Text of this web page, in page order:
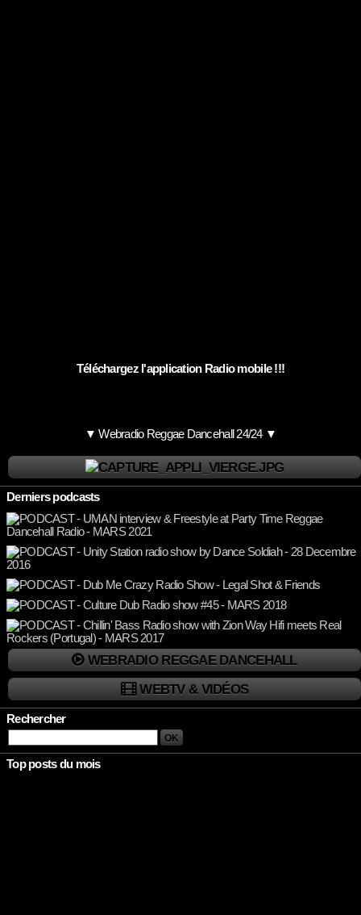
Téléchargez l'application Radio mobile !!!
▼ Webradio Reggae Dancehall 24/24 ▼
Derniers podcasts
WEBRADIO REGGAE DANCEHALL
WEBTV & VIDÉOS
Rechercher
Top posts du mois